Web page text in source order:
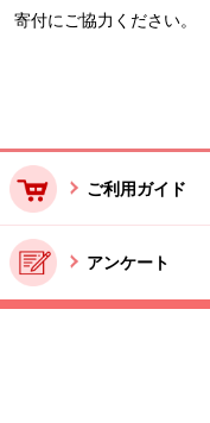
寄付にご協力ください。
ご利用ガイド
アンケート